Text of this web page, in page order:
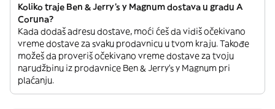
Koliko traje Ben & Jerry's y Magnum dostava u gradu A
Coruna?
Kada dodaš adresu dostave, moći ćeš da vidiš očekivano
vreme dostave za svaku prodavnicu u tvom kraju. Takođe
možeš da proveriš očekivano vreme dostave za tvoju
narudžbinu iz prodavnice Ben & Jerry's y Magnum pri
plaćanju.